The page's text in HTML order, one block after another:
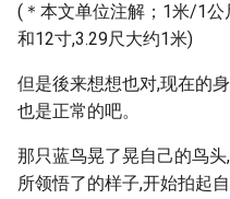
(＊本文单位注解；1米/1公
和12寸,3.29尺大约1米)
但是後来想想也对,现在的
也是正常的吧。
那只蓝鸟晃了晃自己的鸟
所领悟了的样子,开始拍起